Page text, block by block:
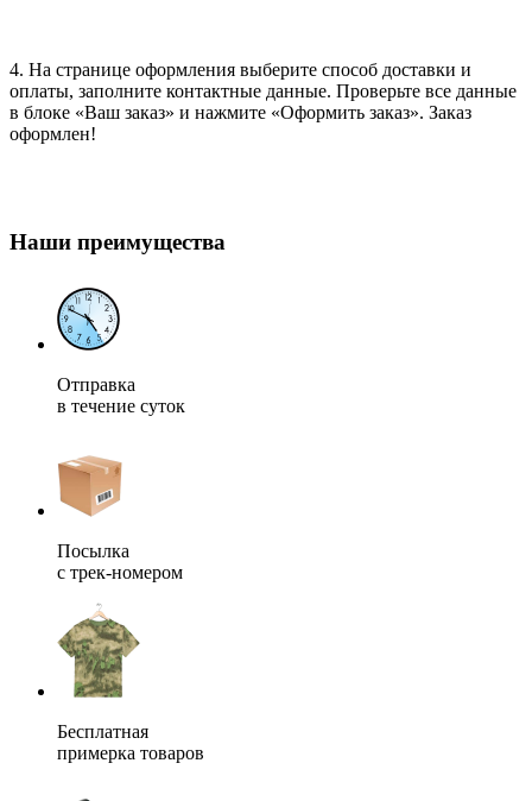
4. На странице оформления выберите способ доставки и
оплаты, заполните контактные данные. Проверьте все данные
в блоке «Ваш заказ» и нажмите «Оформить заказ». Заказ
оформлен!
Наши преимущества
Отправка
в течение суток
Посылка
с трек-номером
Бесплатная
примерка товаров